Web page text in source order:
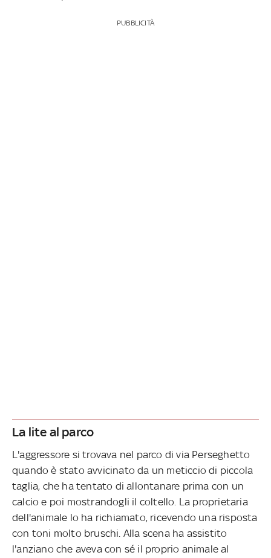
PUBBLICITÀ
La lite al parco
L'aggressore si trovava nel parco di via Perseghetto
quando è stato avvicinato da un meticcio di piccola
taglia, che ha tentato di allontanare prima con un
calcio e poi mostrandogli il coltello. La proprietaria
dell'animale lo ha richiamato, ricevendo una risposta
con toni molto bruschi. Alla scena ha assistito
l'anziano che aveva con sé il proprio animale al